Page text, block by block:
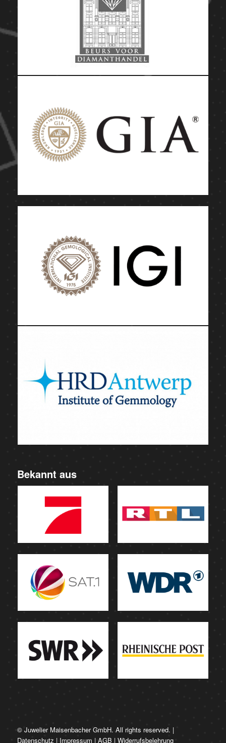
Bekannt aus
© Juwelier Maisenbacher GmbH. All rights reserved. |
Datenschutz | Impressum | AGB | Widerrufsbelehrung